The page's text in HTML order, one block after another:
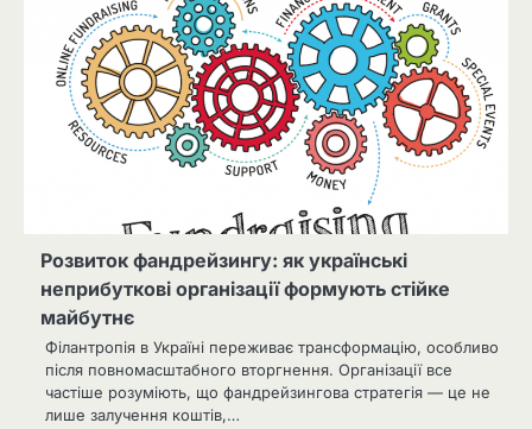
Розвиток фандрейзингу: як українські
неприбуткові організації формують стійке
майбутнє
Філантропія в Україні переживає трансформацію, особливо
після повномасштабного вторгнення. Організації все
частіше розуміють, що фандрейзингова стратегія — це не
лише залучення коштів,…